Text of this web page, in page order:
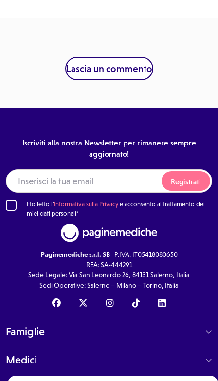
13:00
13:45
14:00
13:00
13:45
Lascia un commento
Iscriviti alla nostra Newsletter per rimanere sempre
aggiornato!
Registrati
Ho letto l'Informativa sulla Privacye acconsento al trattamento dei
miei dati personali*
Paginemediche s.r.l. SB| P.IVA: IT05418080650
REA: SA-444291
Sede Legale: Via San Leonardo 26, 84131 Salerno, Italia
Sedi Operative: Salerno – Milano – Torino, Italia
Famiglie
Medici